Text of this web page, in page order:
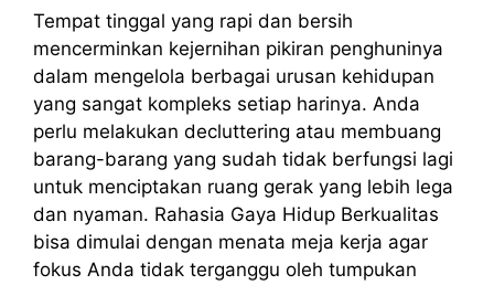
Tempat tinggal yang rapi dan bersih
mencerminkan kejernihan pikiran penghuninya
dalam mengelola berbagai urusan kehidupan
yang sangat kompleks setiap harinya. Anda
perlu melakukan decluttering atau membuang
barang-barang yang sudah tidak berfungsi lagi
untuk menciptakan ruang gerak yang lebih lega
dan nyaman. Rahasia Gaya Hidup Berkualitas
bisa dimulai dengan menata meja kerja agar
fokus Anda tidak terganggu oleh tumpukan